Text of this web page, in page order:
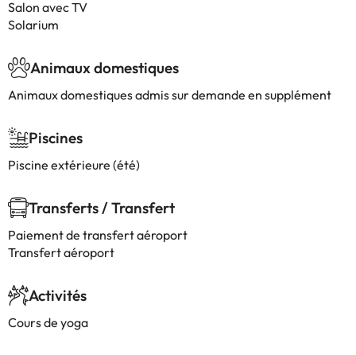
Salon avec TV
Solarium
Animaux domestiques
Animaux domestiques admis sur demande en supplément
Piscines
Piscine extérieure (été)
Transferts / Transfert
Paiement de transfert aéroport
Transfert aéroport
Activités
Cours de yoga